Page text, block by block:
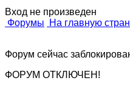
Вход не произведен
Форумы
На главную
Форум сейчас
ФОРУМ ОТКЛЮЧЕН!